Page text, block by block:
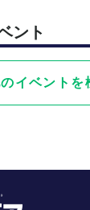
ント
イベントを